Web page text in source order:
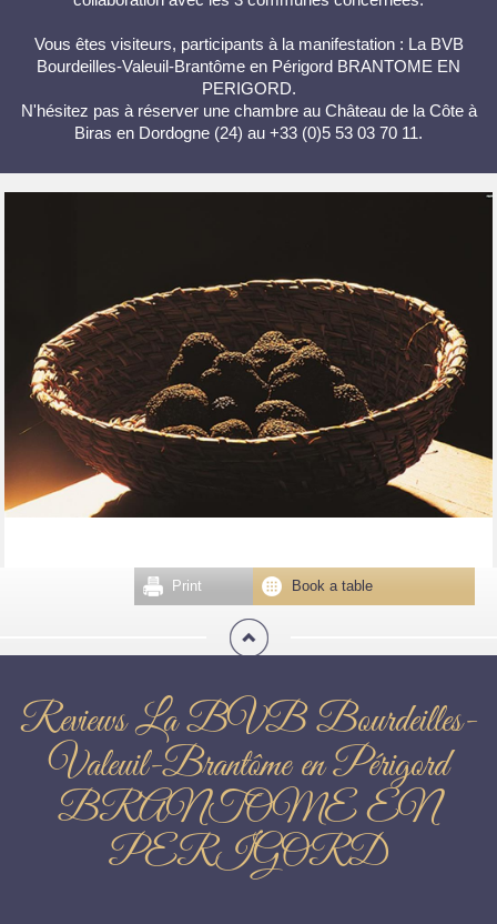
Vous êtes visiteurs, participants à la manifestation : La BVB
Bourdeilles-Valeuil-Brantôme en Périgord BRANTOME EN
PERIGORD.
N'hésitez pas à réserver une chambre au Château de la Côte à
Biras en Dordogne (24) au +33 (0)5 53 03 70 11.
Book a table
Print
Reviews La BVB Bourdeilles-
Valeuil-Brantôme en Périgord
BRANTOME EN
PERIGORD